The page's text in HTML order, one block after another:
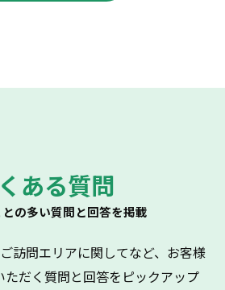
の多い質問と回答を掲載
ある質問
訪問エリアに関してなど、お客様
ただく質問と回答をピックアップ